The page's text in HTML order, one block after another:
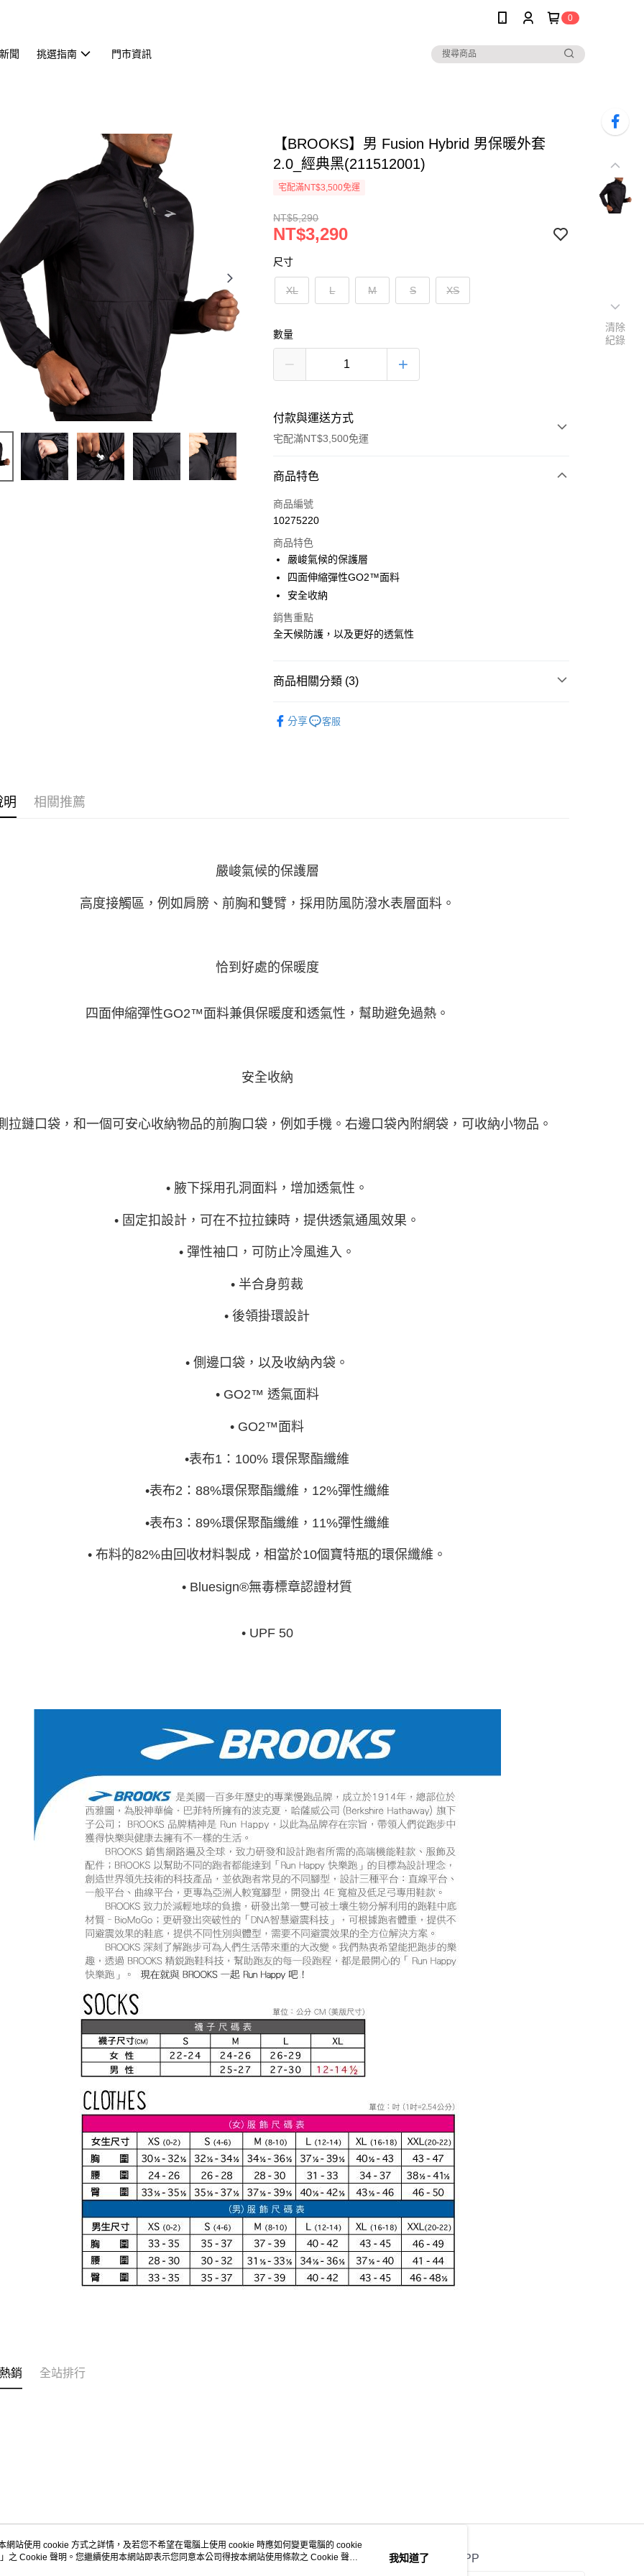
0
聞 挑選指南 門市資訊
【BROOKS】男 Fusion Hybrid 男保暖外套
2.0_經典黑(211512001)
宅配滿NT$3,500免運
NT$5,290
NT$3,290
尺寸
XL L M S XS
數量
付款與運送方式
宅配滿NT$3,500免運
付款方式
信用卡一次付款
運送方式
宅配
每筆NT$100，滿NT$3,500(含以上)免運費
商品特色
商品編號
10275220
商品特色
嚴峻氣候的保護層
四面伸縮彈性GO2™面料
安全收納
銷售重點
全天候防護，以及更好的透氣性
商品相關分類 (3)
分享 客服
明 相關推薦
嚴峻氣候的保護層
高度接觸區，例如肩膀、前胸和雙臂，採用防風防潑水表層面料。
恰到好處的保暖度
四面伸縮彈性GO2™面料兼俱保暖度和透氣性，幫助避免過熱。
安全收納
拉鏈口袋，和一個可安心收納物品的前胸口袋，例如手機。右邊口袋內附網袋，可收納小物品。
• 腋下採用孔洞面料，增加透氣性。
• 固定扣設計，可在不拉拉鍊時，提供透氣通風效果。
• 彈性袖口，可防止冷風進入。
• 半合身剪裁
• 後領掛環設計
• 側邊口袋，以及收納內袋。
• GO2™ 透氣面料
• GO2™面料
•表布1：100% 環保聚酯纖維
•表布2：88%環保聚酯纖維，12%彈性纖維
•表布3：89%環保聚酯纖維，11%彈性纖維
• 布料的82%由回收材料製成，相當於10個寶特瓶的環保纖維。
• Bluesign®無毒標章認證材質
• UPF 50
銷 全站排行
關於我們 客服資訊 官方APP
清除
紀錄
網站使用 cookie 方式之詳情，及若您不希望在電腦上使用 cookie 時應如何變更電腦的 cookie
」之 Cookie 聲明。您繼續使用本網站即表示您同意本公司得按本網站使用條款之 Cookie 聲明
我知道了